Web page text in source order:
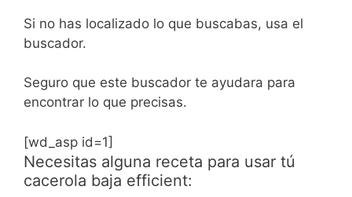
Si no has localizado lo que buscabas, usa el
buscador.
Seguro que este buscador te ayudara para
encontrar lo que precisas.
[wd_asp id=1]
Necesitas alguna receta para usar tú
cacerola baja efficient: